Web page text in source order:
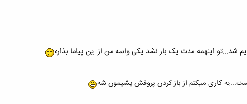
اینهمه مدت یک بار نشد یکی واسه من از این پیاما بذاره
کاری میکنم از باز کردن پروفش پشیمون شه